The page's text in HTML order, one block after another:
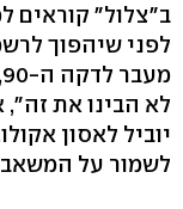
ב"צלול" קוראים
לפני שיהפוך
לא הבינו את
יוביל לאסון
לשמור על המשאב